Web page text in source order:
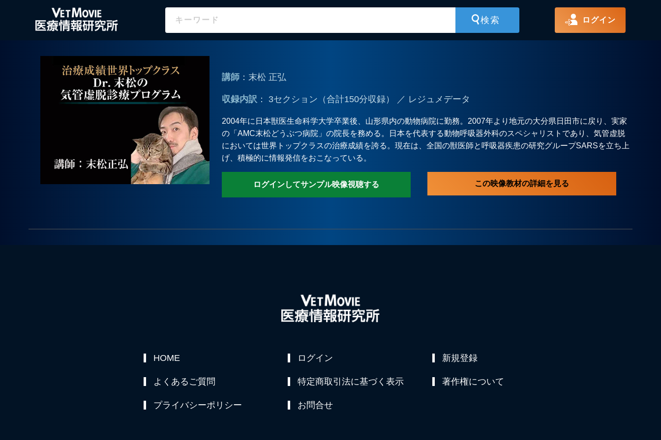
ログイン
講師：末松 正弘
収録内訳 ： 3セクション（合計150分収録） ／ レジュメデータ
2004年に日本獣医生命科学大学卒業後、山形県内の動物病院に勤務。2007年より地元の大分県日田市に戻り、実家
の「AMC末松どうぶつ病院」の院長を務める。日本を代表する動物呼吸器外科のスペシャリストであり、気管虚脱
においては世界トップクラスの治療成績を誇る。現在は、全国の獣医師と呼吸器疾患の研究グループSARSを立ち上
げ、積極的に情報発信をおこなっている。
ログインしてサンプル映像視聴する この映像教材の詳細を見る
HOME ログイン 新規登録
よくあるご質問 特定商取引法に基づく表示 著作権について
プライバシーポリシー お問合せ